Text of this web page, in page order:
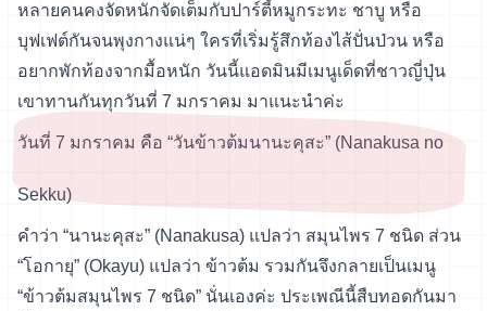
หลายคนคงจัดหนักจัดเต็มกับปาร์ตี้หมูกระทะ ชาบู หรือ
บุฟเฟต์กันจนพุงกางแน่ๆ ใครที่เริ่มรู้สึกท้องไส้ปั่นป่วน หรือ
อยากพักท้องจากมื้อหนัก วันนี้แอดมินมีเมนูเด็ดที่ชาวญี่ปุ่น
เขาทานกันทุกวันที่ 7 มกราคม มาแนะนำค่ะ
วันที่ 7 มกราคม คือ “วันข้าวต้มนานะคุสะ” (Nanakusa no
Sekku)
คำว่า “นานะคุสะ” (Nanakusa) แปลว่า สมุนไพร 7 ชนิด ส่วน
“โอกายุ” (Okayu) แปลว่า ข้าวต้ม รวมกันจึงกลายเป็นเมนู
“ข้าวต้มสมุนไพร 7 ชนิด” นั่นเองค่ะ ประเพณีนี้สืบทอดกันมา